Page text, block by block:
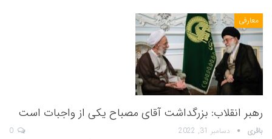
معارفی
رهبر انقلاب: بزرگداشت آقای مصباح یکی از واجبات است
باقری دسامبر 31, 2022